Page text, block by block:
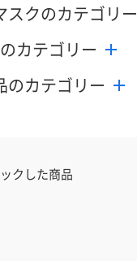
スクのカテゴリー
カテゴリー
のカテゴリー
クした商品